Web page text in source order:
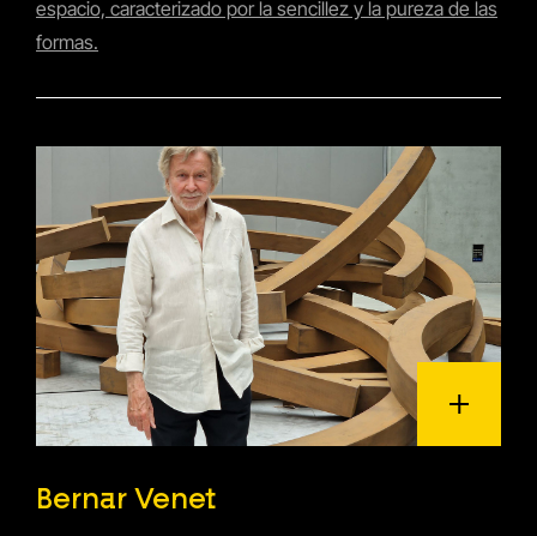
espacio, caracterizado por la sencillez y la pureza de las
formas.
Bernar Venet